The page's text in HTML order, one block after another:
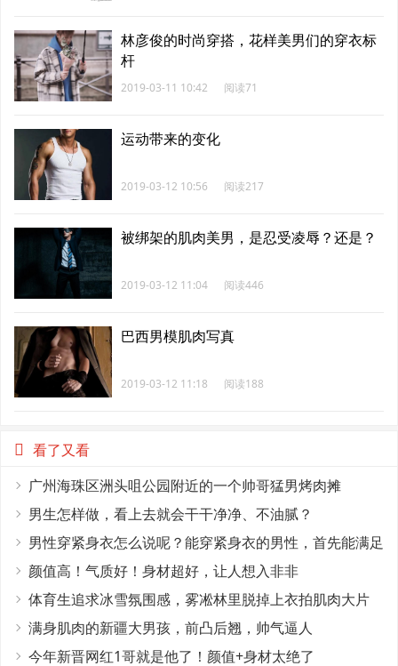
林彦俊的时尚穿搭，花样美男们的穿衣标
杆
2019-03-11 10:42 阅读71
运动带来的变化
2019-03-12 10:56 阅读217
被绑架的肌肉美男，是忍受凌辱？还是？
2019-03-12 11:04 阅读446
巴西男模肌肉写真
2019-03-12 11:18 阅读188
看了又看
广州海珠区洲头咀公园附近的一个帅哥猛男烤肉摊
男生怎样做，看上去就会干干净净、不油腻？
男性穿紧身衣怎么说呢？能穿紧身衣的男性，首先能满足
这4个条件
颜值高！气质好！身材超好，让人想入非非
体育生追求冰雪氛围感，雾凇林里脱掉上衣拍肌肉大片
满身肌肉的新疆大男孩，前凸后翘，帅气逼人
今年新晋网红1哥就是他了！颜值+身材太绝了